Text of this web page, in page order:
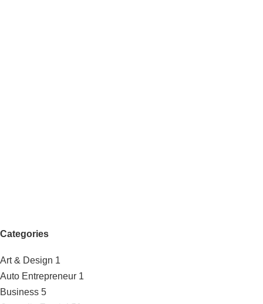
Categories
Art & Design 1
Auto Entrepreneur 1
Business 5